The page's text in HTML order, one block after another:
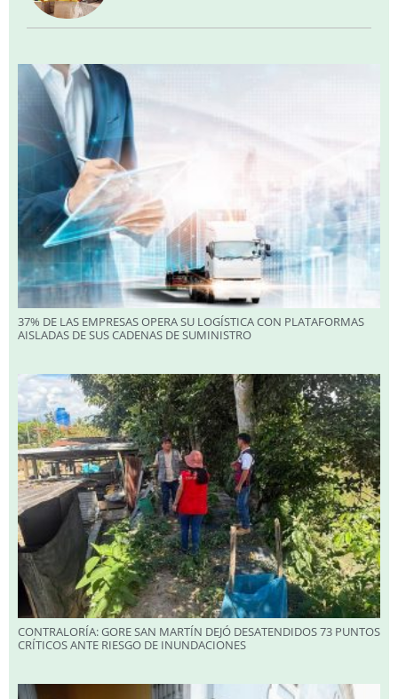
37% DE LAS EMPRESAS OPERA SU LOGÍSTICA CON PLATAFORMAS
AISLADAS DE SUS CADENAS DE SUMINISTRO
CONTRALORÍA: GORE SAN MARTÍN DEJÓ DESATENDIDOS 73 PUNTOS
CRÍTICOS ANTE RIESGO DE INUNDACIONES